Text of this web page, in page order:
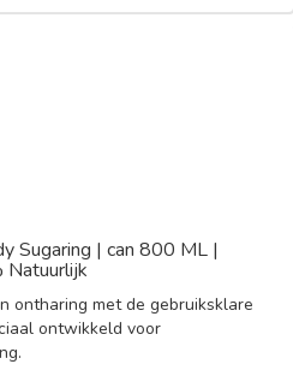
Sugaring | can 800 ML |
Natuurlijk
ontharing met de gebruiksklare
ontwikkeld voor